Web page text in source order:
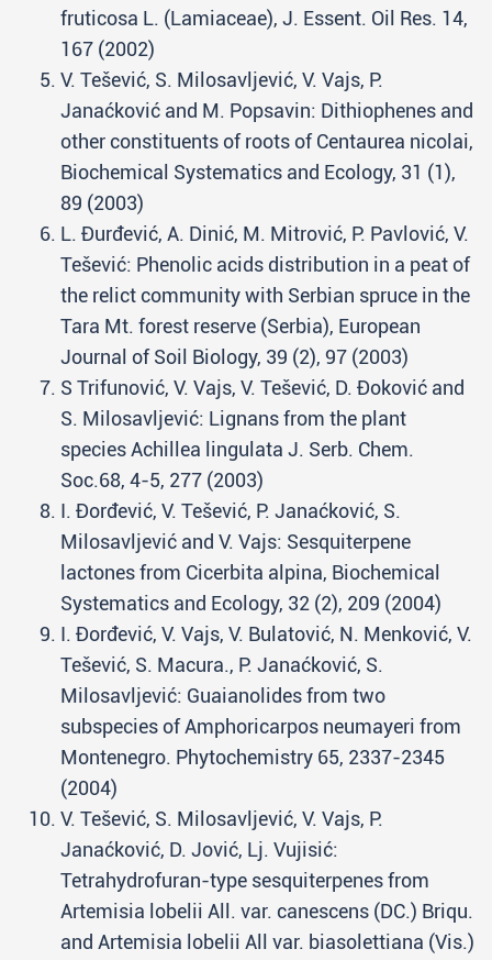
fruticosa L. (Lamiaceae), J. Essent. Oil Res. 14,
167 (2002)
V. Tešević, S. Milosavljević, V. Vajs, P.
Janaćković and M. Popsavin: Dithiophenes and
other constituents of roots of Centaurea nicolai,
Biochemical Systematics and Ecology, 31 (1),
89 (2003)
L. Đurđević, A. Dinić, M. Mitrović, P. Pavlović, V.
Tešević: Phenolic acids distribution in a peat of
the relict community with Serbian spruce in the
Tara Mt. forest reserve (Serbia), European
Journal of Soil Biology, 39 (2), 97 (2003)
S Trifunović, V. Vajs, V. Tešević, D. Đoković and
S. Milosavljević: Lignans from the plant
species Achillea lingulata J. Serb. Chem.
Soc.68, 4-5, 277 (2003)
I. Đorđević, V. Tešević, P. Janaćković, S.
Milosavljević and V. Vajs: Sesquiterpene
lactones from Cicerbita alpina, Biochemical
Systematics and Ecology, 32 (2), 209 (2004)
I. Đorđević, V. Vajs, V. Bulatović, N. Menković, V.
Tešević, S. Macura., P. Janaćković, S.
Milosavljević: Guaianolides from two
subspecies of Amphoricarpos neumayeri from
Montenegro. Phytochemistry 65, 2337-2345
(2004)
V. Tešević, S. Milosavljević, V. Vajs, P.
Janaćković, D. Jović, Lj. Vujisić:
Tetrahydrofuran-type sesquiterpenes from
Artemisia lobelii All. var. canescens (DC.) Briqu.
and Artemisia lobelii All var. biasolettiana (Vis.)